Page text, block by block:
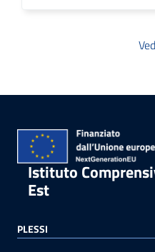
Istituto
Est
PLESSI